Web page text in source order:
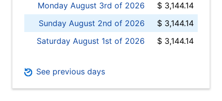
Monday August 3rd of 2026
$ 3,144.14
Sunday August 2nd of 2026
$ 3,144.14
Saturday August 1st of 2026
$ 3,144.14
See previous days